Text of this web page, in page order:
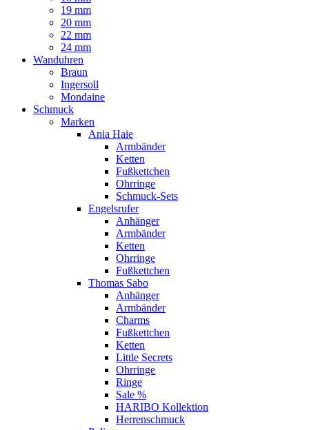
19 mm
20 mm
22 mm
24 mm
Wanduhren
Braun
Ingersoll
Mondaine
Schmuck
Marken
Ania Haie
Armbänder
Ketten
Fußkettchen
Ohrringe
Schmuck-Sets
Engelsrufer
Anhänger
Armbänder
Ketten
Ohrringe
Fußkettchen
Thomas Sabo
Anhänger
Armbänder
Charms
Fußkettchen
Ketten
Little Secrets
Ohrringe
Ringe
Sale %
HARIBO Kollektion
Herrenschmuck